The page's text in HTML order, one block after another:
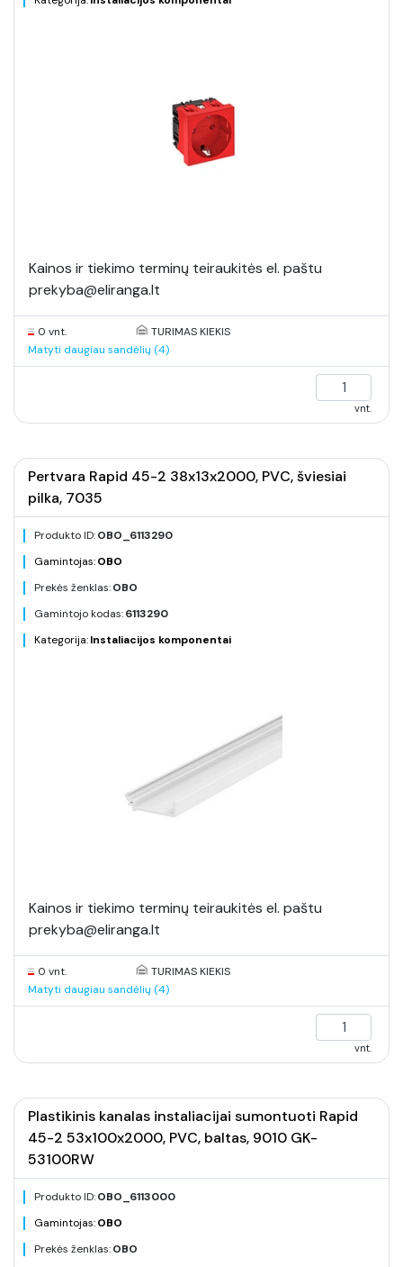
Kainos ir tiekimo terminų teiraukitės el. paštu
prekyba@eliranga.lt
0 vnt.
TURIMAS KIEKIS
Matyti daugiau sandėlių (4)
vnt.
Pertvara Rapid 45-2 38x13x2000, PVC, šviesiai
pilka, 7035
Produkto ID:OBO_6113290
Gamintojas:OBO
Prekės ženklas:OBO
Gamintojo kodas:6113290
Kategorija:Instaliacijos komponentai
Kainos ir tiekimo terminų teiraukitės el. paštu
prekyba@eliranga.lt
0 vnt.
TURIMAS KIEKIS
Matyti daugiau sandėlių (4)
vnt.
Plastikinis kanalas instaliacijai sumontuoti Rapid
45-2 53x100x2000, PVC, baltas, 9010 GK-
53100RW
Produkto ID:OBO_6113000
Gamintojas:OBO
Prekės ženklas:OBO